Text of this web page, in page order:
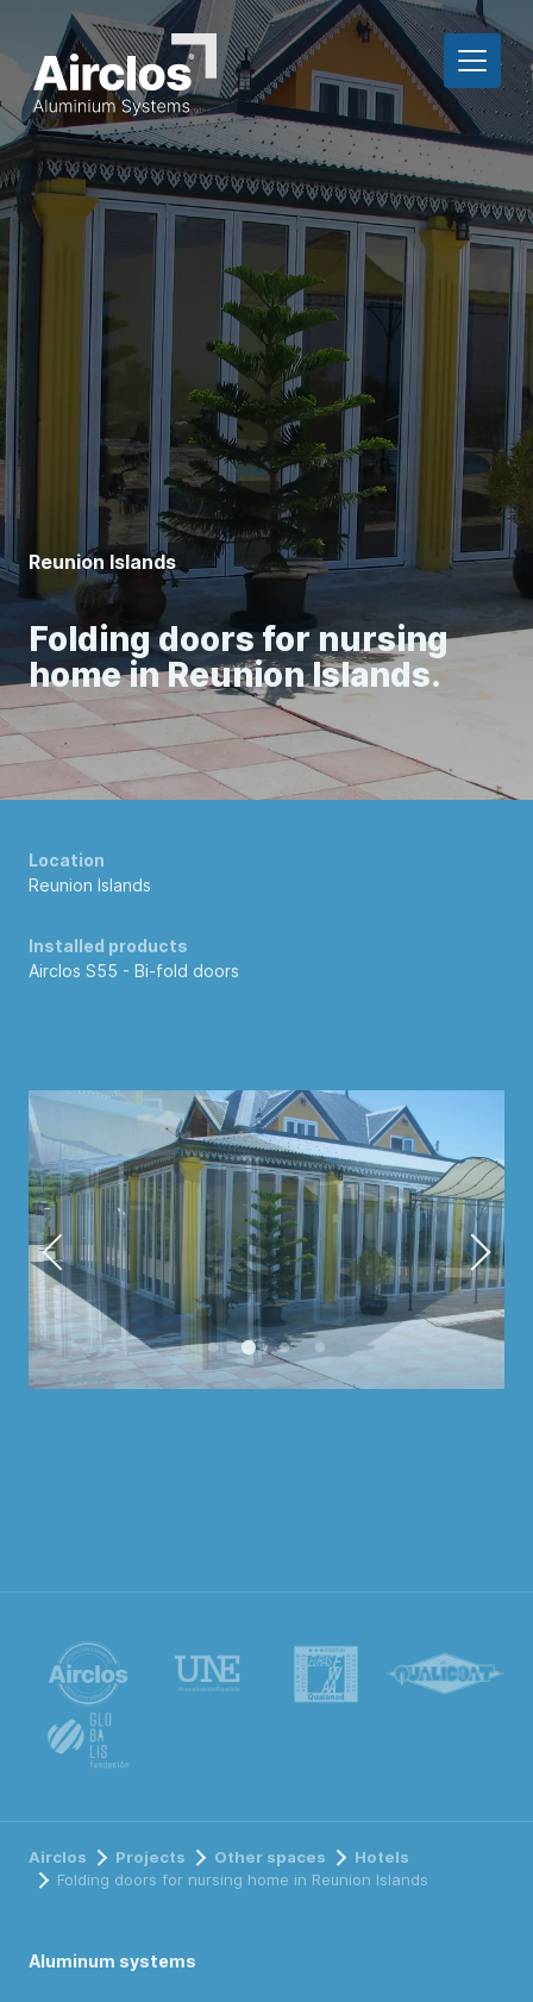
Reunion Islands
Folding doors for nursing
home in Reunion Islands.
Location
Reunion Islands
Installed products
Airclos S55 - Bi-fold doors
Airclos Projects Other spaces
Hotels
Folding doors for nursing home in Reunion Islands
Aluminum systems